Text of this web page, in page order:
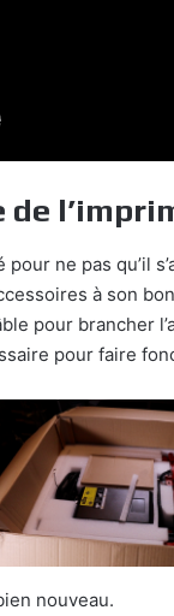
ne pas qu’il
à son
pour brancher
pour faire
nouveau.